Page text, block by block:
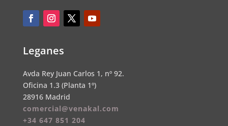
Leganes
Avda Rey Juan Carlos 1, nº 92.
Oficina 1.3 (Planta 1º)
28916 Madrid
comercial@venakal.com
+34 647 851 204